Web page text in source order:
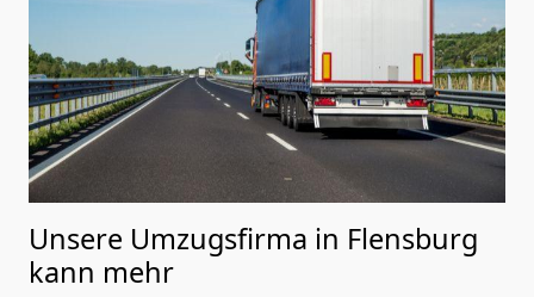
Unsere Umzugsfirma in Flensburg
kann mehr